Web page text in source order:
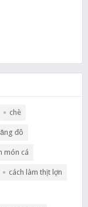
chè
đô
món cá
cách làm thịt lợn